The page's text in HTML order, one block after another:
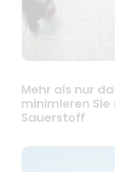
Mehr als nur
minimieren
Sauerstoff